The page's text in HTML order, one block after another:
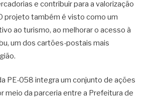
e contribuir para a valorização
projeto também é visto como um
ao turismo, ao melhorar o acesso à
um dos cartões-postais mais
PE-058 integra um conjunto de ações
meio da parceria entre a Prefeitura de